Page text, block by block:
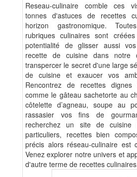
Reseau-culinaire comble ces
tonnes d'astuces de recettes
horizon gastronomique.
rubriques culinaires sont
potentialité de glisser aussi
recette de cuisine dans notre
transpercer le secret d'une large
de cuisine et exaucer vos
Rencontrez de recettes dignes
comme le gâteau sachetorte au
côtelette d’agneau, soupe au
rassasier vos fins de
recherchez un site de cuisine
particuliers, recettes bien
précis alors réseau-culinaire est
Venez explorer notre univers et
d'autre terme de recettes